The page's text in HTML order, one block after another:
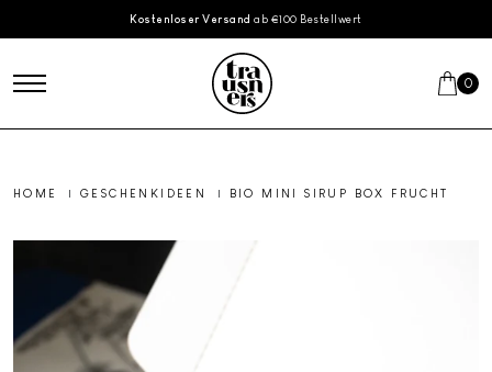
Skip to main contentKostenloser Versand ab €100 Bestellwert
0
HOME | GESCHENKIDEEN | BIO MINI SIRUP BOX FRUCHT